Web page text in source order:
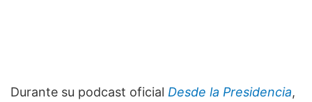
Durante su podcast oficial Desde la Presidencia,